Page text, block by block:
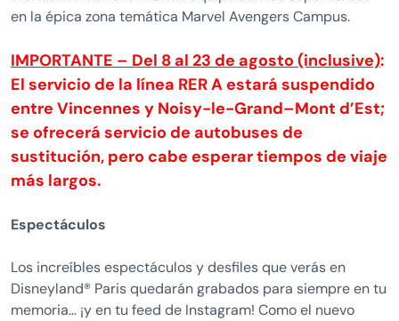
en la épica zona temática Marvel Avengers Campus.
IMPORTANTE – Del 8 al 23 de agosto (inclusive):
El servicio de la línea RER A estará suspendido
entre Vincennes y Noisy-le-Grand–Mont d’Est;
se ofrecerá servicio de autobuses de
sustitución, pero cabe esperar tiempos de viaje
más largos.
Espectáculos
Los increíbles espectáculos y desfiles que verás en
Disneyland® Paris quedarán grabados para siempre en tu
memoria… ¡y en tu feed de Instagram! Como el nuevo